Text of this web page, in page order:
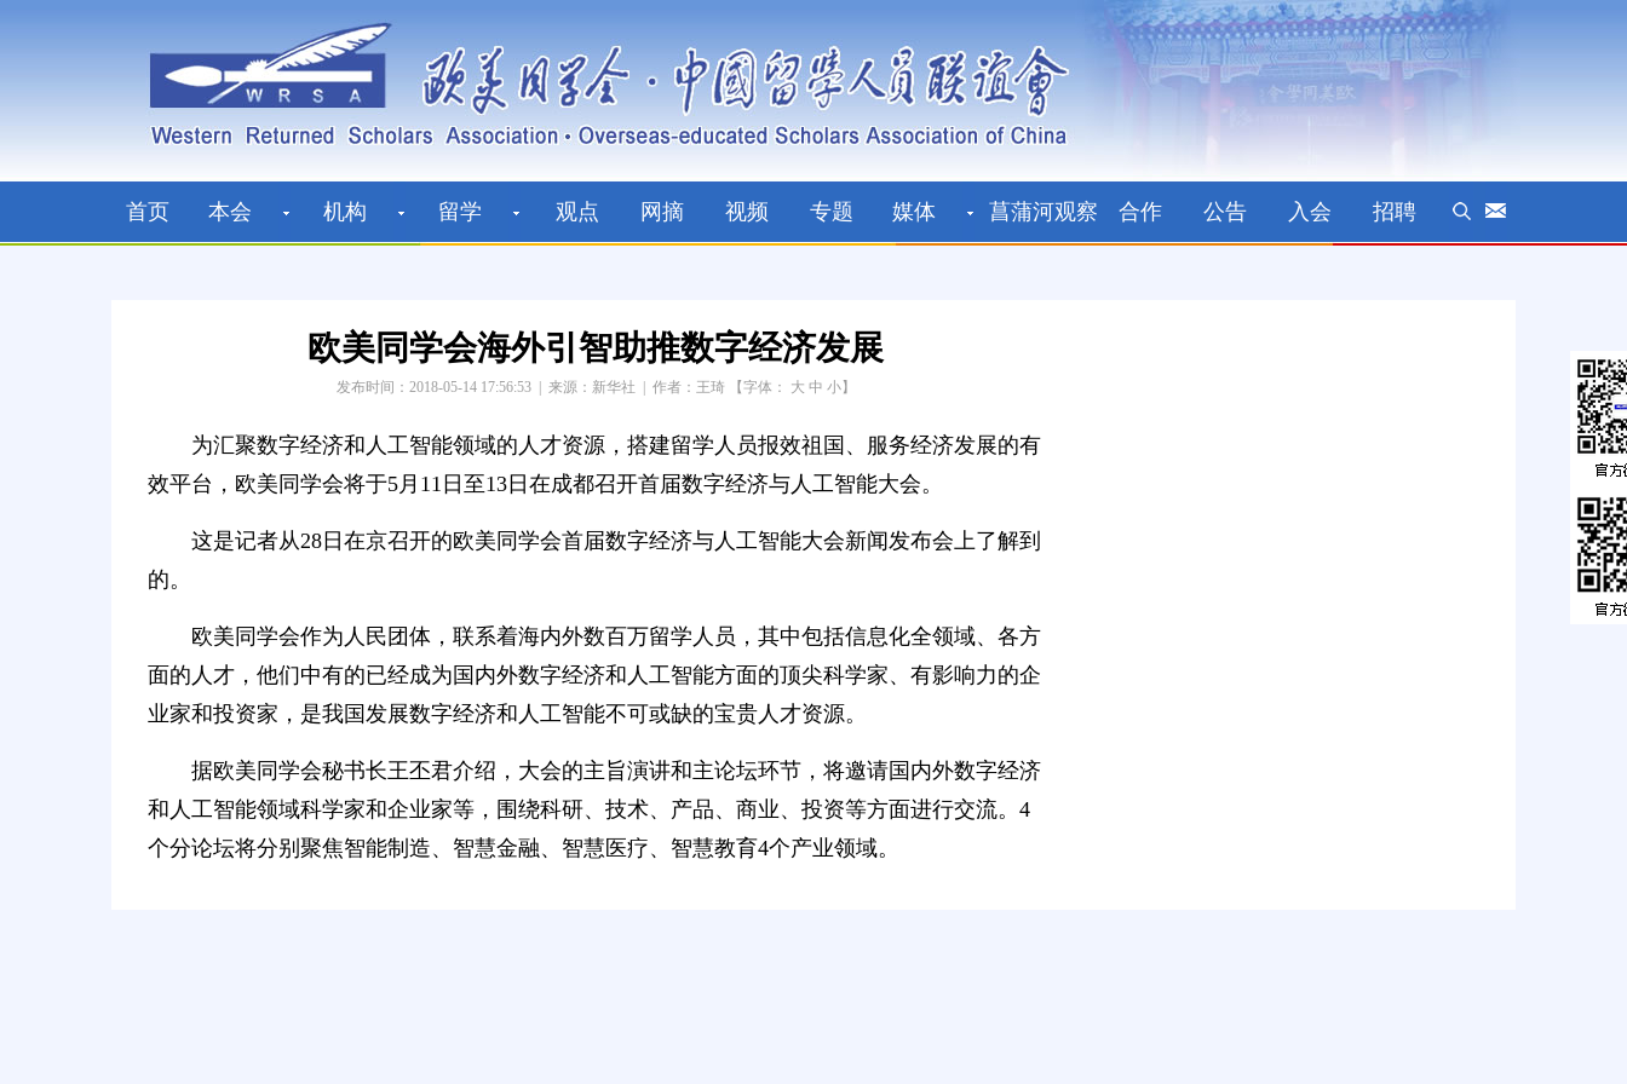
首页 本会 机构 留学 观点 网摘 视频 专题 媒体 菖蒲河观察 合作 公告 入会 招聘
欧美同学会海外引智助推数字经济发展
发布时间：2018-05-14 17:56:53| 来源：新华社 作者：王琦 【字体： 大 中 小】
为汇聚数字经济和人工智能领域的人才资源，搭建留学人员报效祖国、服务经济发展的有
效平台，欧美同学会将于5月11日至13日在成都召开首届数字经济与人工智能大会。
这是记者从28日在京召开的欧美同学会首届数字经济与人工智能大会新闻发布会上了解到
的。
欧美同学会作为人民团体，联系着海内外数百万留学人员，其中包括信息化全领域、各方
面的人才，他们中有的已经成为国内外数字经济和人工智能方面的顶尖科学家、有影响力的企
业家和投资家，是我国发展数字经济和人工智能不可或缺的宝贵人才资源。
据欧美同学会秘书长王丕君介绍，大会的主旨演讲和主论坛环节，将邀请国内外数字经济
和人工智能领域科学家和企业家等，围绕科研、技术、产品、商业、投资等方面进行交流。4
个分论坛将分别聚焦智能制造、智慧金融、智慧医疗、智慧教育4个产业领域。